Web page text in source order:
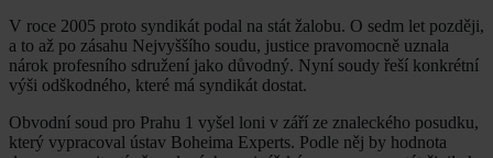
V roce 2005 proto syndikát podal na stát žalobu. O sedm let později,
a to až po zásahu Nejvyššího soudu, justice pravomocně uznala
nárok profesního sdružení jako důvodný. Nyní soudy řeší konkrétní
výši odškodného, které má syndikát dostat.
Obvodní soud pro Prahu 1 vyšel loni v září ze znaleckého posudku,
který vypracoval ústav Boheima Experts. Podle něj by hodnota